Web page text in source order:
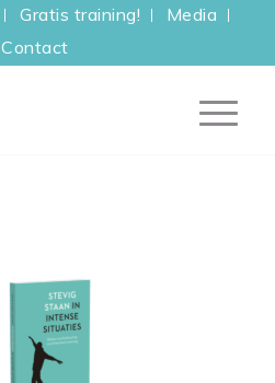
Gratis training!
Media
Contact